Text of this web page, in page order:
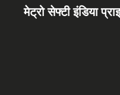
मेट्रो सेफ्टी इंडिया